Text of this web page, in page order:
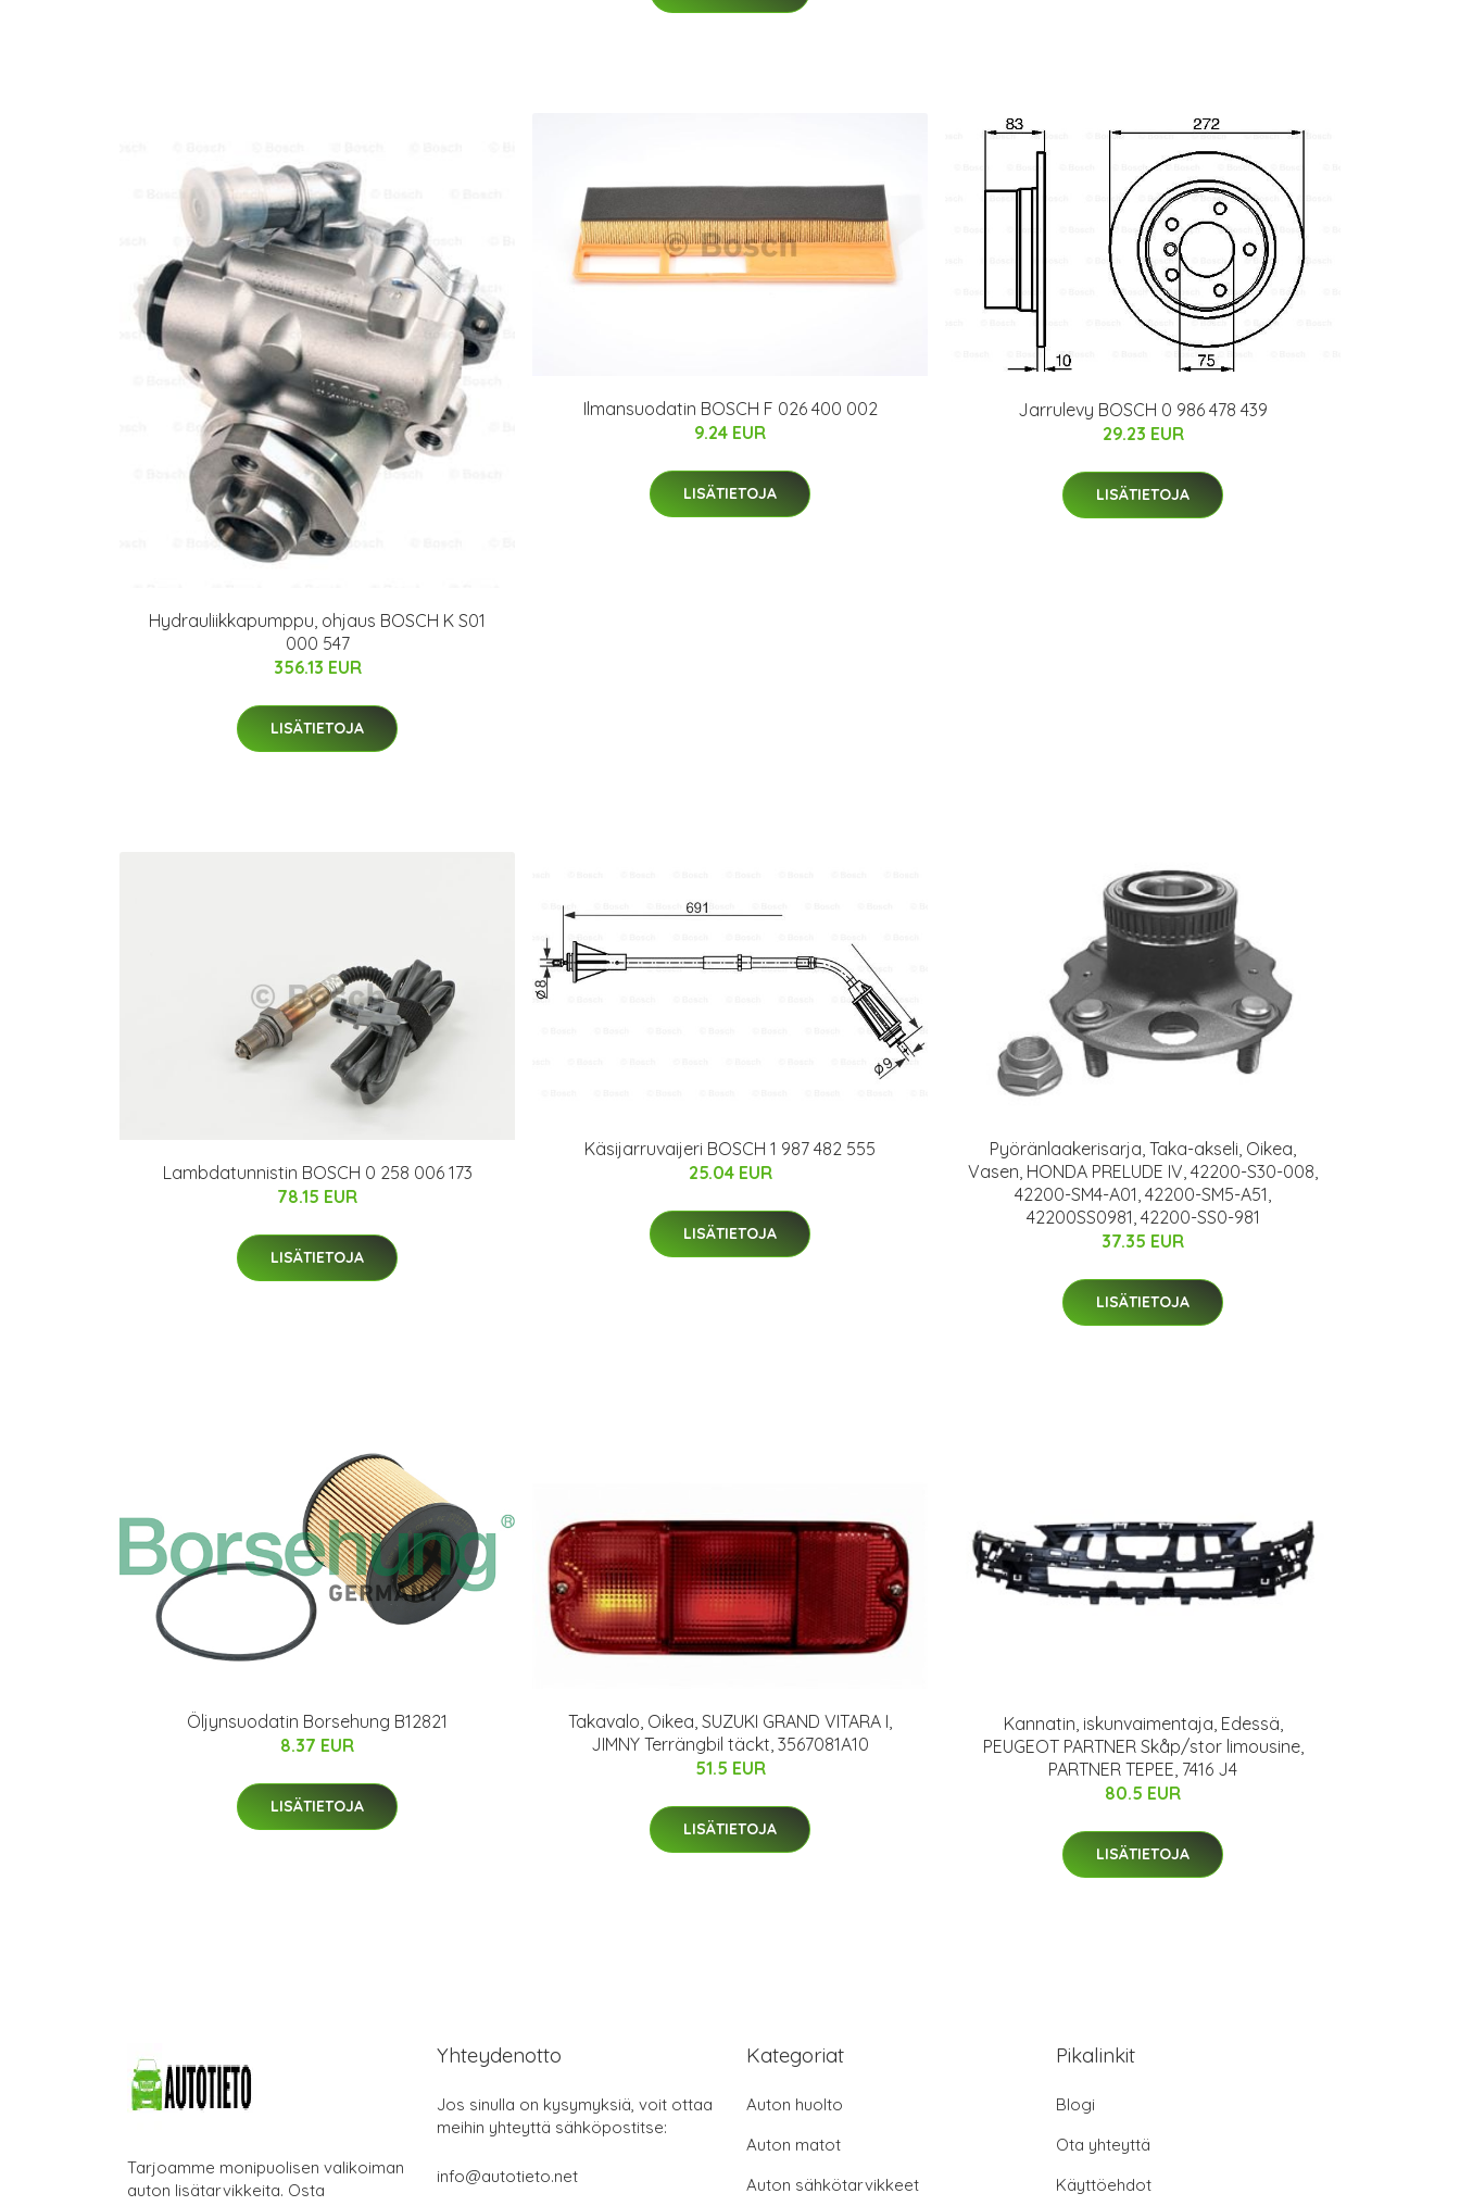
Hydrauliikkapumppu, ohjaus BOSCH K S01
000 547
356.13 EUR
LISÄTIETOJA
Ilmansuodatin BOSCH F 026 400 002
9.24 EUR
LISÄTIETOJA
Jarrulevy BOSCH 0 986 478 439
29.23 EUR
LISÄTIETOJA
Lambdatunnistin BOSCH 0 258 006 173
78.15 EUR
LISÄTIETOJA
Käsijarruvaijeri BOSCH 1 987 482 555
25.04 EUR
LISÄTIETOJA
Pyöränlaakerisarja, Taka-akseli, Oikea,
Vasen, HONDA PRELUDE IV, 42200-S30-008,
42200-SM4-A01, 42200-SM5-A51,
42200SS0981, 42200-SS0-981
37.35 EUR
LISÄTIETOJA
Öljynsuodatin Borsehung B12821
8.37 EUR
LISÄTIETOJA
Takavalo, Oikea, SUZUKI GRAND VITARA I,
JIMNY Terrängbil täckt, 3567081A10
51.5 EUR
LISÄTIETOJA
Kannatin, iskunvaimentaja, Edessä,
PEUGEOT PARTNER Skåp/stor limousine,
PARTNER TEPEE, 7416 J4
80.5 EUR
LISÄTIETOJA
Tarjoamme monipuolisen valikoiman
auton lisätarvikkeita. Osta
Yhteydenotto
Jos sinulla on kysymyksiä, voit ottaa
meihin yhteyttä sähköpostitse:
info@autotieto.net
Kategoriat
Auton huolto
Auton matot
Auton sähkötarvikkeet
Pikalinkit
Blogi
Ota yhteyttä
Käyttöehdot